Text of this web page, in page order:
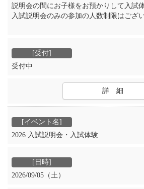
説明会の間にお子様をお預かりして入試
入試説明会のみの参加の人数制限はござ
受付中
詳 細
2026 入試説明会・入試体験
2026/09/05（土）